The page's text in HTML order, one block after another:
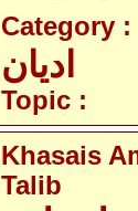
Category :
ادیان
Topic :
Khasais
Talib